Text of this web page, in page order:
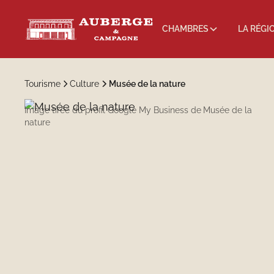
CHAMBRES LA
Tourisme Culture Musée de la nature
Image tirée du profil Google My Business de Musée de la
nature